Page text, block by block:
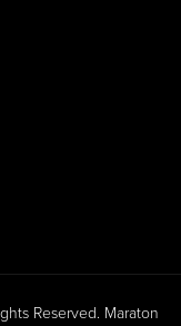
Reserved. Maraton